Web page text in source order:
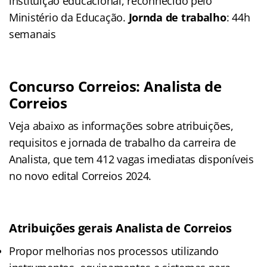
Ministério da Educação. Jornda de trabalho: 44h
semanais
Concurso Correios: Analista de
Correios
Veja abaixo as informações sobre atribuições,
requisitos e jornada de trabalho da carreira de
Analista, que tem 412 vagas imediatas disponíveis
no novo edital Correios 2024.
Atribuições gerais Analista de Correios
Propor melhorias nos processos utilizando